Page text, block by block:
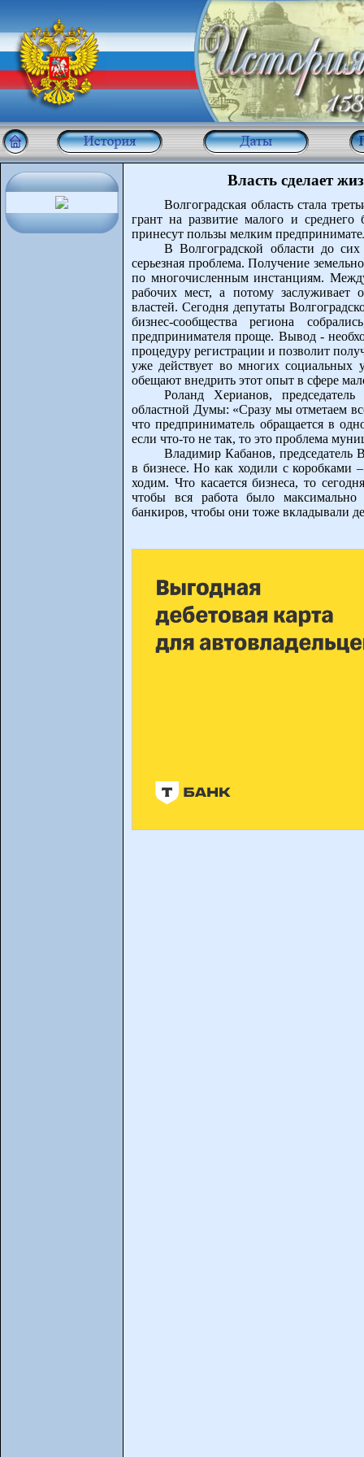
Власть сделает
Волгоградская область стала
грант на развитие малого и
принесут пользы мелким
В Волгоградской области до
серьезная проблема. Получение
по многочисленным инстанциям.
рабочих мест, а потому заслуживает
властей. Сегодня депутаты
бизнес-сообщества региона
предпринимателя проще. Вывод -
процедуру регистрации и позволит
уже действует во многих социальных
обещают внедрить этот опыт в сфере
Роланд Херианов, председатель
областной Думы: «Сразу мы отметаем
что предприниматель обращается в
если что-то не так, то это проблема
Владимир Кабанов, председатель
в бизнесе. Но как ходили с коробками
ходим. Что касается бизнеса, то
чтобы вся работа было максимально
банкиров, чтобы они тоже вкладывали